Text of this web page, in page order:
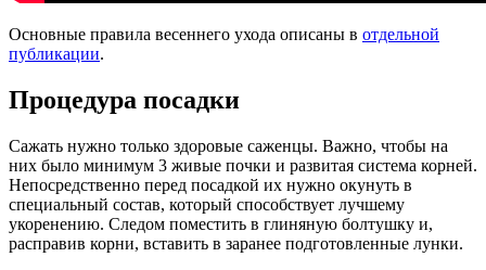
Основные правила весеннего ухода описаны в отдельной
публикации.
Процедура посадки
Сажать нужно только здоровые саженцы. Важно, чтобы на
них было минимум 3 живые почки и развитая система корней.
Непосредственно перед посадкой их нужно окунуть в
специальный состав, который способствует лучшему
укоренению. Следом поместить в глиняную болтушку и,
расправив корни, вставить в заранее подготовленные лунки.